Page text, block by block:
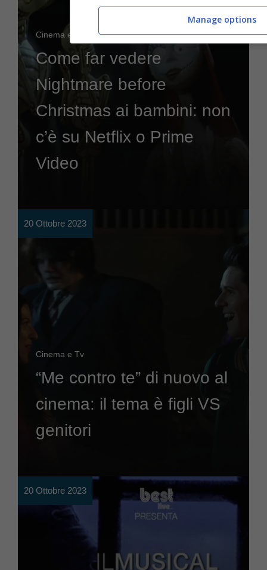
Cinema e Tv
Come far vedere
Nightmare before
Christmas ai bambini: non
c’è su Netflix o Prime
Video
20 Ottobre 2023
Cinema e Tv
“Me contro te” di nuovo al
cinema: il tema è figli VS
genitori
20 Ottobre 2023
Manage options